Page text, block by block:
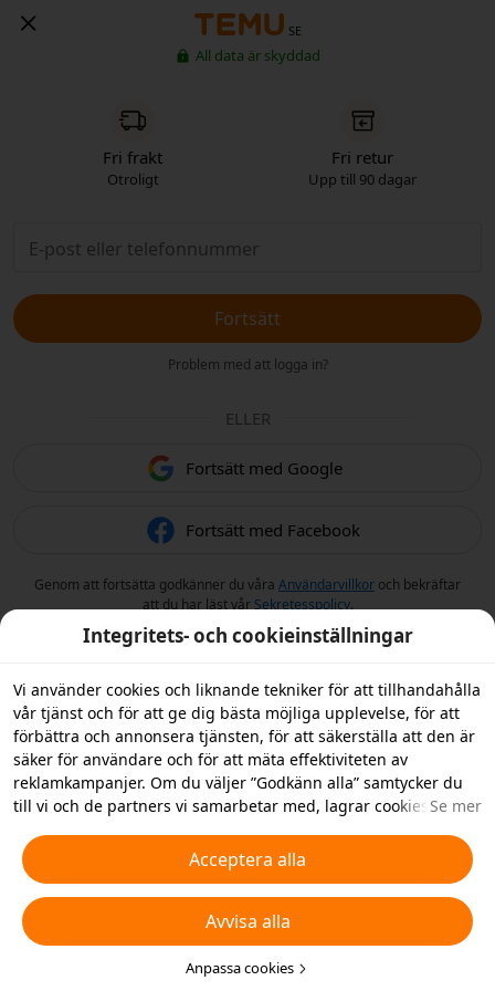
SE
All data är skyddad
Fri frakt
Otroligt
Fri retur
Upp till 90 dagar
Fortsätt
Problem med att logga in?
ELLER
Fortsätt med Google
Fortsätt med Facebook
Genom att fortsätta godkänner du våra Användarvillkor och bekräftar
att du har läst vår Sekretesspolicy.
Integritets- och cookieinställningar
Vi använder cookies och liknande tekniker för att tillhandahålla
vår tjänst och för att ge dig bästa möjliga upplevelse, för att
förbättra och annonsera tjänsten, för att säkerställa att den är
säker för användare och för att mäta effektiviteten av
reklamkampanjer. Om du väljer ”Godkänn alla” samtycker du
till vi och de partners vi samarbetar med, lagrar cookies och
”Avvisa alla” icke-nödvändiga cookies och du kan välja vilka
typer av cookies du vill acceptera eller inaktivera genom att
klicka på ”Anpassa cookies” nedan, eller när som helst ändra
detta i dina sekretessinställningar. Vi samlar inte in cookies för
spårningsändamål i iOS-appen. För mer information, se vår
cookies och liknande tekniker.
Se mer
Acceptera alla
Avvisa alla
Anpassa cookies